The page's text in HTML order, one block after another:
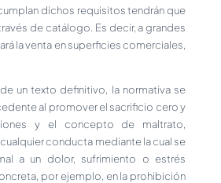
dichos requisitos tendrán que
de catálogo. Es decir, a grandes
la venta en superficies comerciales,
un texto definitivo, la normativa se
al promover el sacrificio cero y
y el concepto de maltrato,
conducta mediante la cual se
a un dolor, sufrimiento o estrés
por ejemplo, en la prohibición